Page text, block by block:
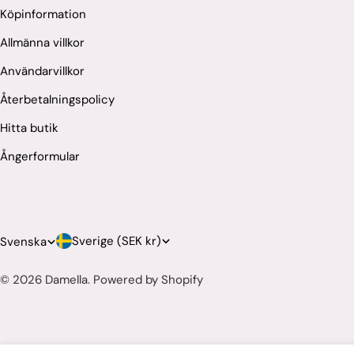
Köpinformation
Allmänna villkor
Användarvillkor
Återbetalningspolicy
Hitta butik
Ångerformular
S
p
å
Svenska L
a
d
Sverige (SEK kr)
© 2026 Damella. Powered by Shopify